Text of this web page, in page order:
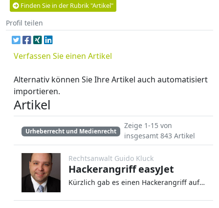
Finden Sie in der Rubrik "Artikel"
Profil teilen
Verfassen Sie einen Artikel
Alternativ können Sie Ihre Artikel auch automatisiert
importieren.
Artikel
Urheberrecht und Medienrecht
Zeige 1-15 von
insgesamt 843 Artikel
Rechtsanwalt Guido Kluck
Hackerangriff easyJet
Kürzlich gab es einen Hackerangriff auf easyJet. Dabei wurden insgesamt von 9 Millionen Kunden Daten geklaut. Diese Kund